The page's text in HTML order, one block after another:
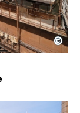
Hütte mit
Hütte | Karl
©